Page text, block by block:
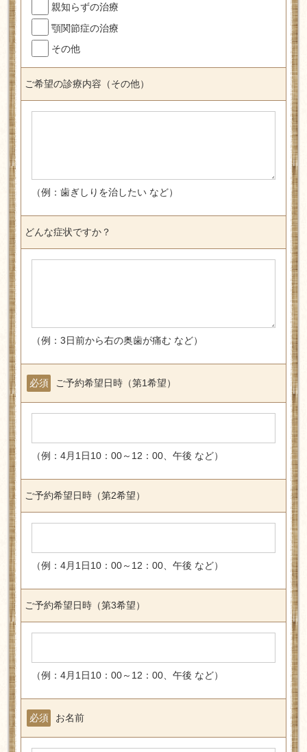
親知らずの治療
顎関節症の治療
その他
ご希望の診療内容（その他）
（例：歯ぎしりを治したい など）
どんな症状ですか？
（例：3日前から右の奥歯が痛む など）
ご予約希望日時（第1希望）
必須
（例：4月1日10：00～12：00、午後 など）
ご予約希望日時（第2希望）
（例：4月1日10：00～12：00、午後 など）
ご予約希望日時（第3希望）
（例：4月1日10：00～12：00、午後 など）
お名前
必須